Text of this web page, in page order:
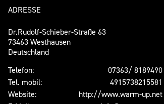
ADRESSE
Dr.Rudolf-Schieber-Straße 63
73463 Westhausen
Deutschland
Telefon:
07363/ 8189490
Tel. mobil:
4915738215581
Website:
http://www.warm-up.net